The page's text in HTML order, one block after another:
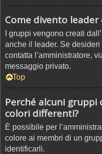
Come divento
I gruppi vengono creati
anche il leader. Se
contatta l’amministratore,
messaggio privato.
Top
Perché alcuni
colori differenti?
È possibile per
colore ai membri di un
identificarli.